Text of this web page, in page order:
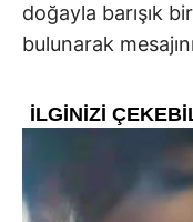
doğayla barışık
bulunarak